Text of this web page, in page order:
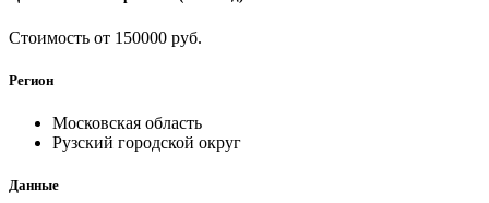
Стоимость от 150000 руб.
Регион
Московская область
Рузский городской округ
Данные